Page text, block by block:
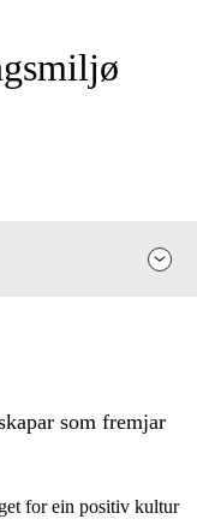
som fremjar
for ein positiv kultur